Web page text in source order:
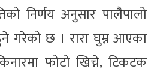
निर्णय अनुसार पालैपालो
गरेको छ । रारा घुम्न आएका
फोटो खिच्ने, टिकटक